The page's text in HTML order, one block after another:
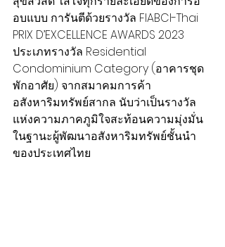
อบแบบ การันตีด้วยรางวัล FIABCI-Thai
PRIX D’EXCELLENCE AWARDS 2023
ประเภทรางวัล Residential
Condominium Category (อาคารชุด
พักอาศัย) จากสมาคมการค้า
อสังหาริมทรัพย์สากล นับว่าเป็นรางวัล
แห่งความภาคภูมิใจสะท้อนความมุ่งมั่น
ในฐานะผู้พัฒนาอสังหาริมทรัพย์ชั้นนำ
ของประเทศไทย